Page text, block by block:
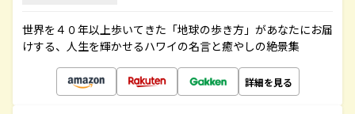
世界を４０年以上歩いてきた「地球の歩き方」があなたにお届
けする、人生を輝かせるハワイの名言と癒やしの絶景集
詳細を見る